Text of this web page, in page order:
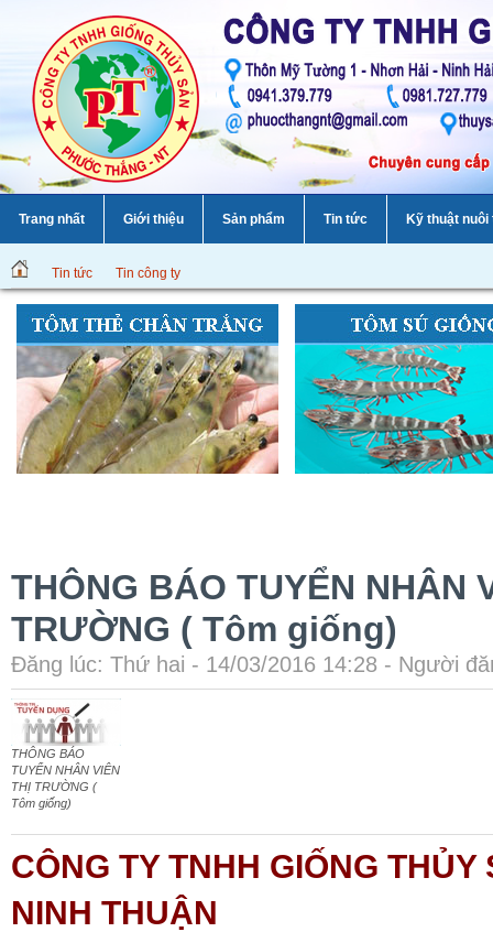
Trang nhất Giới thiệu Sản phẩm Tin tức Kỹ thuật nuôi
Tin tức Tin công ty
THÔNG BÁO TUYỂN NHÂN
TRƯỜNG ( Tôm giống)
Đăng lúc: Thứ hai - 14/03/2016 14:28 - Người
THÔNG BÁO
TUYỂN NHÂN VIÊN
THỊ TRƯỜNG (
Tôm giống)
CÔNG TY TNHH GIỐNG
NINH THUẬN